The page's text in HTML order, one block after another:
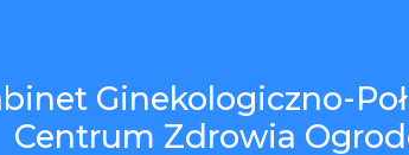
Ginekologiczno-
Centrum Zdrowia